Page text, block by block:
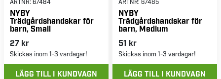
ARTNR: 67484
NYBY
Trädgårdshandskar för
barn, Small
27 kr
Skickas inom 1-3 vardagar!
LÄGG TILL I KUNDVAGN
ARTNR: 67485
NYBY
Trädgårdshandskar för
barn, Medium
51 kr
Skickas inom 1-3 vardagar!
LÄGG TILL I KUNDVAGN